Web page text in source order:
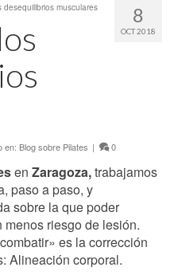
8
OCT 2018
desequilibrios musculares
en: Blog sobre Pilates | 0
en Zaragoza,trabajamos
paso a paso, y
sobre la que poder
riesgo de lesión.
es la corrección
Alineación corporal.